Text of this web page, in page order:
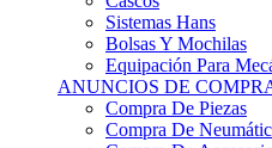
Bolsas Y Mochilas
Equipación Para
ANUNCIOS DE
Compra De Piezas
Compra De
Compra De
Compra De